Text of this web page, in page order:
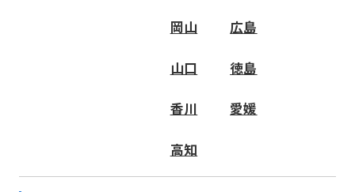
岡山 広島
山口 徳島
香川 愛媛
高知